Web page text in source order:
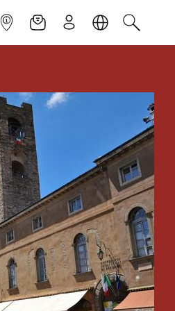
POINT INFONEWSLETTER
S'INSCRIRELANGUE